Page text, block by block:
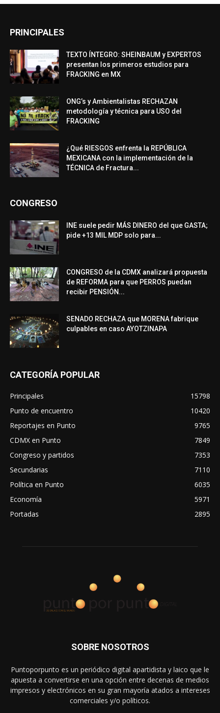
PRINCIPALES
TEXTO ÍNTEGRO: SHEINBAUM y EXPERTOS
presentan los primeros estudios para
FRACKING en MX
ONG’s y Ambientalistas RECHAZAN
metodología y técnica para USO del
FRACKING
¿Qué RIESGOS enfrenta la REPÚBLICA
MEXICANA con la implementación de la
TÉCNICA de Fractura...
CONGRESO
INE suele pedir MÁS DINERO del que GASTA;
pide +13 MIL MDP solo para...
CONGRESO de la CDMX analizará propuesta
de REFORMA para que PERROS puedan
recibir PENSIÓN...
SENADO RECHAZA que MORENA fabrique
culpables en caso AYOTZINAPA
CATEGORÍA POPULAR
Principales
15798
Punto de encuentro
10420
Reportajes en Punto
9765
CDMX en Punto
7849
Congreso y partidos
7353
Secundarias
7110
Política en Punto
6035
Economía
5971
Portadas
2895
SOBRE NOSOTROS
Puntoporpunto es un periódico digital apartidista y laico que le
apuesta a convertirse en una opción entre decenas de medios
impresos y electrónicos en su gran mayoría atados a intereses
comerciales y/o políticos.